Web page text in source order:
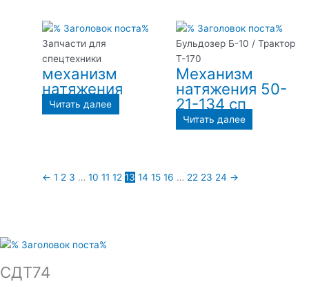
Запчасти для
спецтехники
механизм
натяжения
Читать далее
Бульдозер Б-10 / Трактор
Т-170
Механизм
натяжения 50-
21-134 сп
Читать далее
← 1 2 3 … 10 11 12 13 14 15 16 … 22 23 24 →
СДТ74